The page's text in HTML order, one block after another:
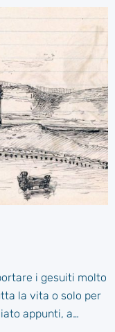
i gesuiti molto
la vita o solo per
appunti, a…